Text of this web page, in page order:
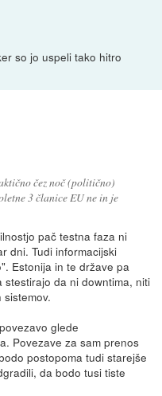
so jo uspeli tako hitro
čez noč (politično)
3 članice EU ne in je
pač testna faza ni
dni. Tudi informacijski
Estonija in te države pa
da ni downtima, niti
glede
Povezave za sam prenos
postopoma tudi starejše
da bodo tusi tiste